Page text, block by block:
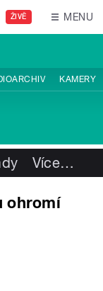
ŽIVĚ MENU
KAMERY
Více…
ohromí